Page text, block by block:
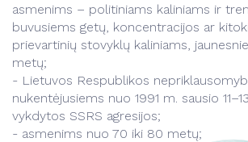
Kontaktai
Projektai
Kontaktai
Darbuotojams
asmenims – politiniams kaliniams ir
buvusiems getų, koncentracijos ar
prievartinių stovyklų kaliniams,
metų;
- Lietuvos Respublikos
nukentėjusiems nuo 1991 m. sausio
vykdytos SSRS agresijos;
- asmenims nuo 70 iki 80 metų;